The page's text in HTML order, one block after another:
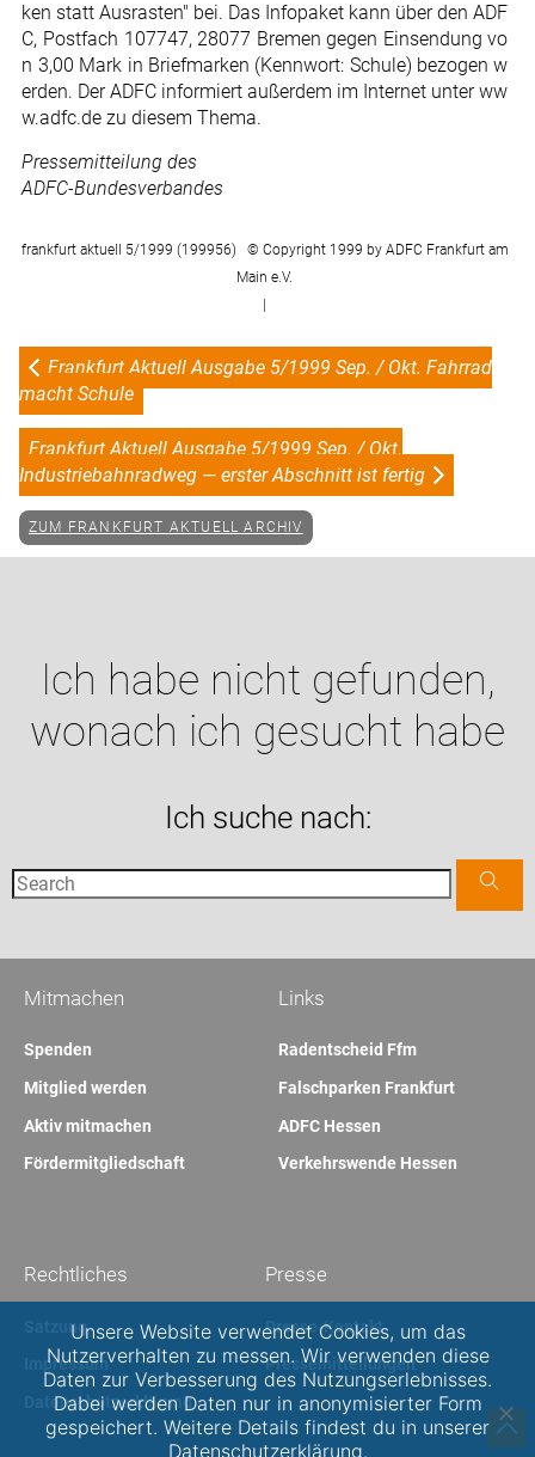
ken statt Ausrasten" bei. Das Infopaket kann über den ADF
C, Postfach 107747, 28077 Bremen gegen Einsendung vo
n 3,00 Mark in Briefmarken (Kennwort: Schule) bezogen w
erden. Der ADFC informiert außerdem im Internet unter ww
w.adfc.de zu diesem Thema.
Pressemitteilung des
ADFC-Bundesverbandes
frankfurt aktuell 5/1999 (199956) © Copyright 1999 by ADFC Frankfurt am
Main e.V.
Frankfurt Aktuell Ausgabe 5/1999 Sep. / Okt. Fahrrad
macht Schule
Frankfurt Aktuell Ausgabe 5/1999 Sep. / Okt.
Industriebahnradweg — erster Abschnitt ist fertig
ZUM FRANKFURT AKTUELL ARCHIV
Ich habe nicht gefunden,
wonach ich gesucht habe
Ich suche nach:
Links
Radentscheid Ffm
Falschparken Frankfurt
ADFC Hessen
Verkehrswende Hessen
Mitmachen
Spenden
Mitglied werden
Aktiv mitmachen
Fördermitgliedschaft
Presse
Presse-Kontakt
Pressemitteilungen
Rechtliches
Satzung
Impressum
Datenschutzerklärung
Unsere Website verwendet Cookies, um das
Nutzerverhalten zu messen. Wir verwenden diese
Daten zur Verbesserung des Nutzungserlebnisses.
Dabei werden Daten nur in anonymisierter Form
gespeichert. Weitere Details findest du in unserer
Datenschutzerklärung.